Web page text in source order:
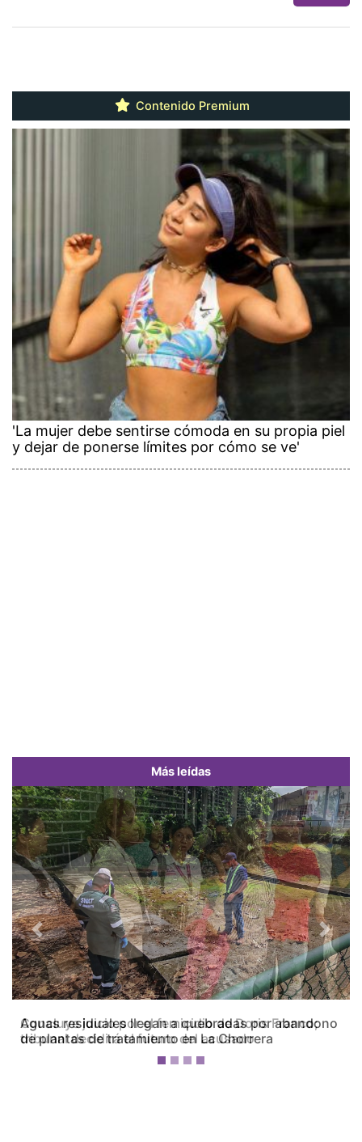
Contenido Premium
'La mujer debe sentirse cómoda en su propia piel
y dejar de ponerse límites por cómo se ve'
Más leídas
Concluye juicio por el femicidio de Doris Franco;
tribunal decidirá el futuro del acusado
Previous Next